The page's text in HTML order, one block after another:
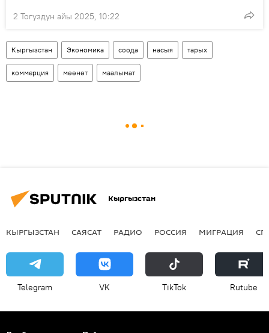
2 Тогуздун айы 2025, 10:22
Кыргызстан Экономика соода насыя тарых
коммерция мөөнөт маалымат
Кыргызстан
КЫРГЫЗСТАН САЯСАТ РАДИО РОССИЯ МИГРАЦИЯ
Telegram VK ТikТоk Rutube